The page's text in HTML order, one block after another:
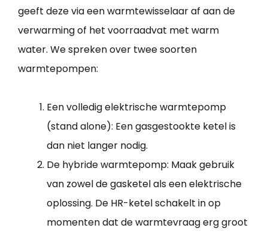
geeft deze via een warmtewisselaar af aan de
verwarming of het voorraadvat met warm
water. We spreken over twee soorten
warmtepompen:
Een volledig elektrische warmtepomp
(stand alone): Een gasgestookte ketel is
dan niet langer nodig.
De hybride warmtepomp: Maak gebruik
van zowel de gasketel als een elektrische
oplossing. De HR-ketel schakelt in op
momenten dat de warmtevraag erg groot